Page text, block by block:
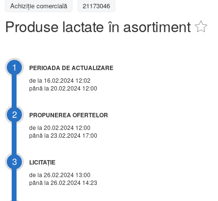
Achizițiе comercială 21173046
Produse lactate în asortiment
1 PERIOADA DE ACTUALIZARE
de la 16.02.2024 12:02
până la 20.02.2024 12:00
2 PROPUNEREA OFERTELOR
de la 20.02.2024 12:00
până la 23.02.2024 17:00
3 LICITAŢIE
de la 26.02.2024 13:00
până la 26.02.2024 14:23